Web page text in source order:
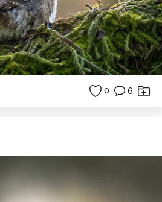
0 6